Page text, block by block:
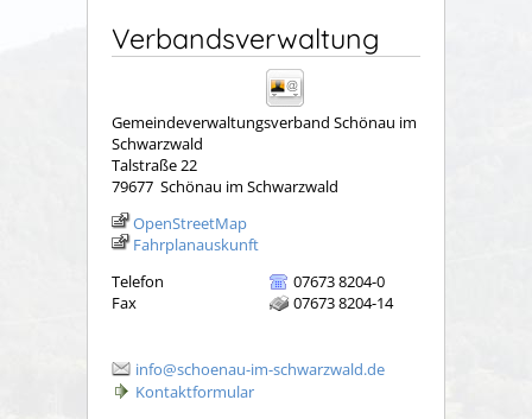
Verbandsverwaltung
Gemeindeverwaltungsverband Schönau im
Schwarzwald
Talstraße 22
79677 Schönau im Schwarzwald
OpenStreetMap
Fahrplanauskunft
Telefon
07673 8204-0
Fax
07673 8204-14
info@schoenau-im-schwarzwald.de
Kontaktformular